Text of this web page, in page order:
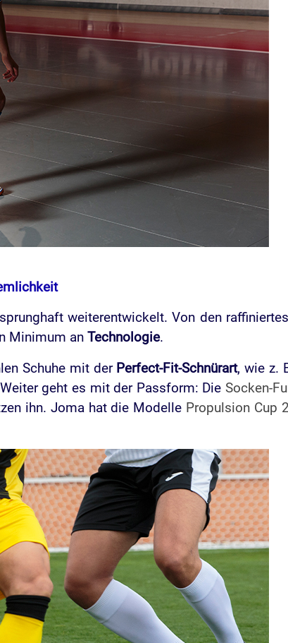
weiterentwickelt. Von den
Minimum an Technologie.
Schuhe mit der Perfect-Fit-Schnürart, wie z.
geht es mit der Passform: Die Socken-
ihn. Joma hat die Modelle Propulsion Cup